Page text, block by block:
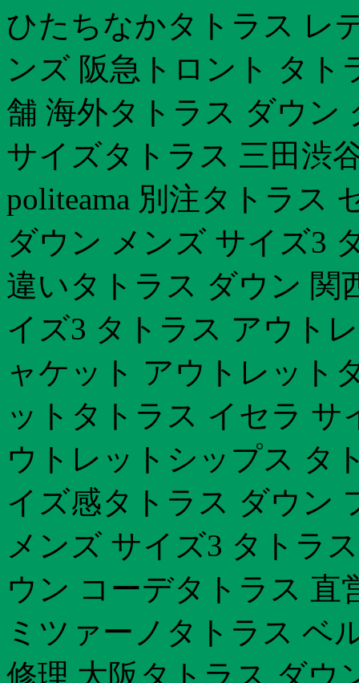
ひたちなかタトラス レ
ンズ 阪急トロント タト
舗 海外タトラス ダウン
サイズタトラス 三田渋
politeama 別注タトラス
ダウン メンズ サイズ3
違いタトラス ダウン 関
イズ3 タトラス アウト
ャケット アウトレット
ットタトラス イセラ サ
ウトレットシップス タ
イズ感タトラス ダウン
メンズ サイズ3 タトラ
ウン コーデタトラス 直
ミツァーノタトラス ベ
修理 大阪タトラス ダウ